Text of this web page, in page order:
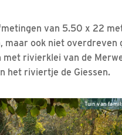
van 5.50 x 22
maar ook niet overdreven
met rivierklei van de
het riviertje de Giessen.
Tuin van